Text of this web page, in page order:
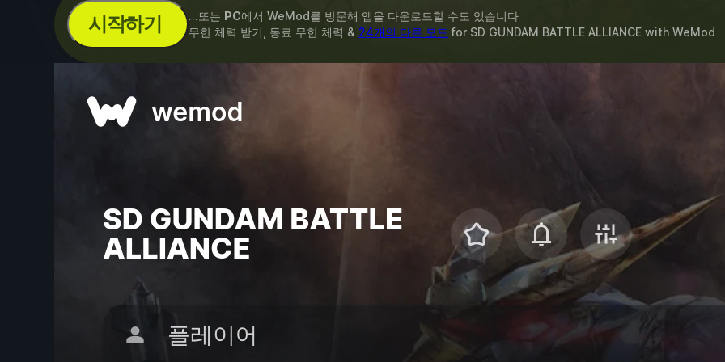
시작하기 ...또는 PC에서 WeMod를 방문해 앱을 다운로드할 수도 있습니다
무한 체력 받기, 동료 무한 체력 & 24개의 다른 모드 for SD GUNDAM BATTLE ALLIANCE with WeMod